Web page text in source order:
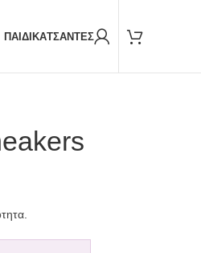
ΠΑΙΔΙΚΑΤΣΑΝΤΕΣ